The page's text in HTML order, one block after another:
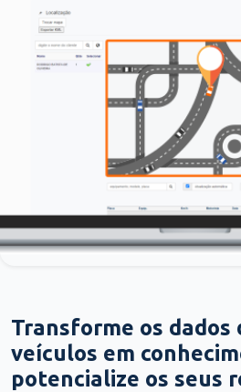
Transforme os dados
veículos em
potencialize os seus